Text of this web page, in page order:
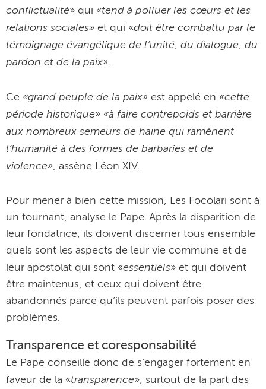
conflictualité» qui «tend à polluer les cœurs et les
relations sociales» et qui «doit être combattu par le
témoignage évangélique de l’unité, du dialogue, du
pardon et de la paix».
Ce «grand peuple de la paix» est appelé en «cette
période historique» «à faire contrepoids et barrière
aux nombreux semeurs de haine qui ramènent
l’humanité à des formes de barbaries et de
violence», assène Léon XIV.
Pour mener à bien cette mission, Les Focolari sont à
un tournant, analyse le Pape. Après la disparition de
leur fondatrice, ils doivent discerner tous ensemble
quels sont les aspects de leur vie commune et de
leur apostolat qui sont «essentiels» et qui doivent
être maintenus, et ceux qui doivent être
abandonnés parce qu’ils peuvent parfois poser des
problèmes.
Transparence et coresponsabilité
Le Pape conseille donc de s’engager fortement en
faveur de la «transparence», surtout de la part des